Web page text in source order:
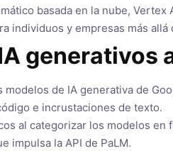
basada en la nube,
individuos y empresas más
generativos
de IA generativa de
e incrustaciones de texto.
al categorizar los modelos
impulsa la API de PaLM.